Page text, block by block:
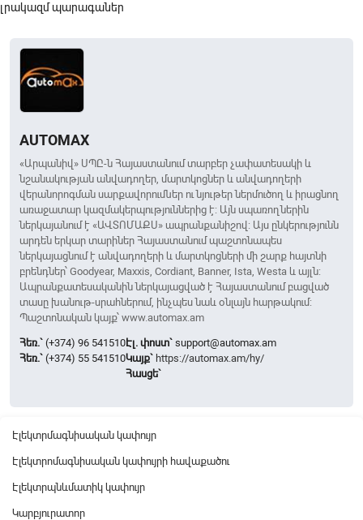
լրակազմ պարագաներ
AUTOMAX
«Արպանիվ» ՍՊԸ-ն Հայաստանում տարբեր չափատեսակի և
նշանակության անվադողեր, մարտկոցներ և անվադողերի
վերանորոգման սարքավորումներ ու նյութեր ներմուծող և իրացնող
առաջատար կազմակերպություններից է: Այն սպառողներին
ներկայանում է «ԱՎՏՈՄԱՔՍ» ապրանքանիշով: Այս ընկերությունն
արդեն երկար տարիներ Հայաստանում պաշտոնապես
ներկայացնում է անվադողերի և մարտկոցների մի շարք հայտնի
բրենդներ՝ Goodyear, Maxxis, Cordiant, Banner, Ista, Westa և այլն:
Ապրանքատեսականին ներկայացված է Հայաստանում բացված
տասը խանութ-սրահներում, ինչպես նաև օնլայն հարթակում:
Պաշտոնական կայք՝ www.automax.am
Հեռ.` (+374) 96 541510
Հեռ.` (+374) 55 541510
Էլ. փոստ` support@automax.am
Կայք` https://automax.am/hy/
Հասցե`
Էլեկտրմագնիսական կափույր
Էլեկտրոմագնիսական կափույրի հավաքածու
Էլեկտրպնևմատիկ կափույր
Կարբյուրատոր